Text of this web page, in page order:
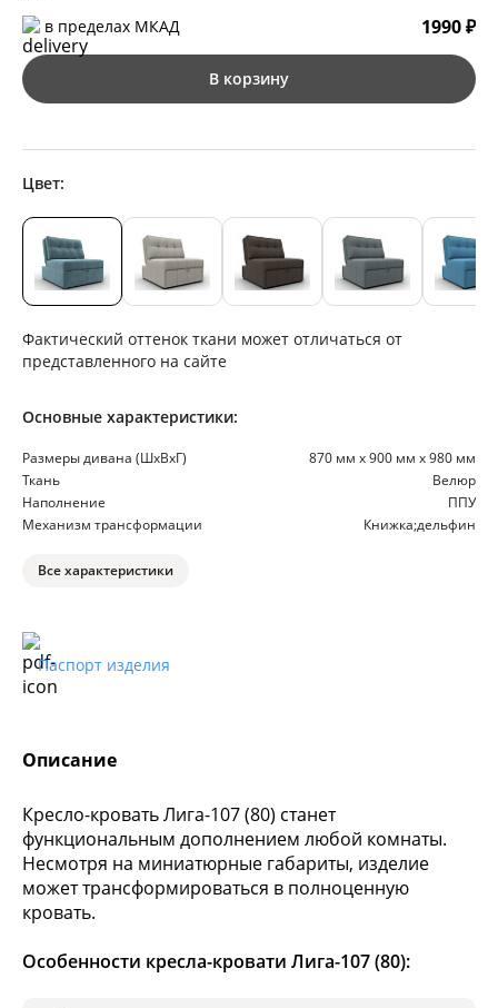
Описание
Кресло-кровать Лига-107 (80) станет
функциональным дополнением любой комнаты.
Несмотря на миниатюрные габариты, изделие
может трансформироваться в полноценную
кровать.
Особенности кресла-кровати Лига-107 (80):
в пределах МКАД 1990 ₽
В корзину
Цвет:
Фактический оттенок ткани может отличаться от
представленного на сайте
Основные характеристики:
Размеры дивана (ШхВхГ)
870 мм х 900 мм х 980 мм
Ткань
Велюр
Наполнение
ППУ
Механизм трансформации
Книжка;дельфин
Все характеристики
Паспорт изделия